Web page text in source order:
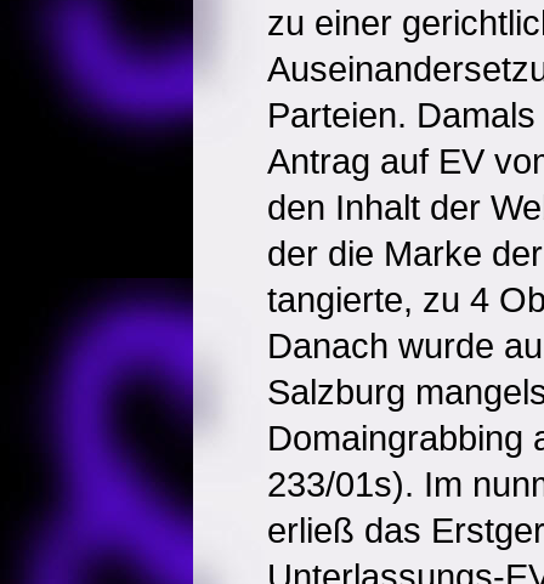
zu einer
Parteien.
Antrag auf EV
den Inhalt der
der die Marke
tangierte, zu 4
Danach wurde
Salzburg
Domaingrabbing
233/01s). Im
erließ das